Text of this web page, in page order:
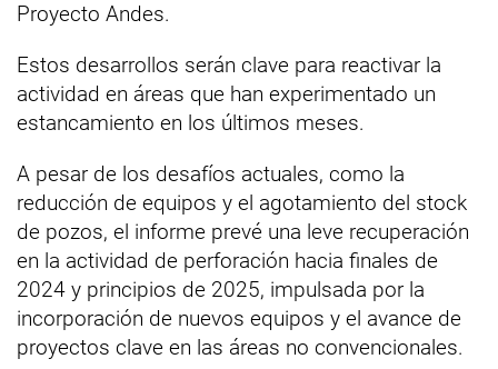
Proyecto Andes.
Estos desarrollos serán clave para reactivar la
actividad en áreas que han experimentado un
estancamiento en los últimos meses.
A pesar de los desafíos actuales, como la
reducción de equipos y el agotamiento del stock
de pozos, el informe prevé una leve recuperación
en la actividad de perforación hacia finales de
2024 y principios de 2025, impulsada por la
incorporación de nuevos equipos y el avance de
proyectos clave en las áreas no convencionales.